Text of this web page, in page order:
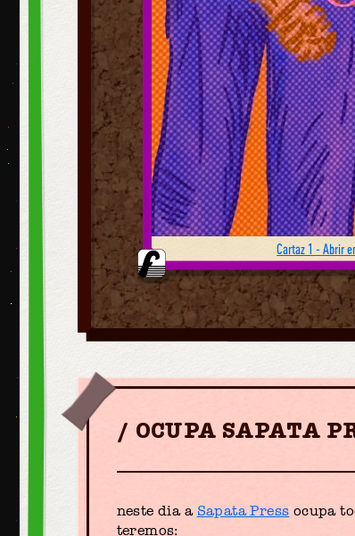
Cartaz 1 - Abrir
OCUPA SAPATA
neste dia a Sapata Press ocupa
teremos: